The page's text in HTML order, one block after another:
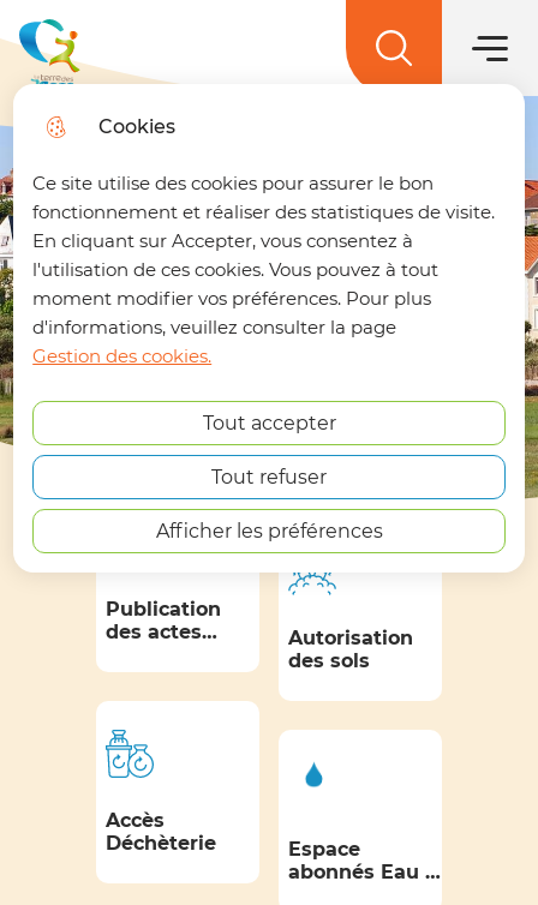
Cookies
Ce site utilise des cookies pour assurer le bon
fonctionnement et réaliser des statistiques de visite.
En cliquant sur Accepter, vous consentez à
l'utilisation de ces cookies. Vous pouvez à tout
moment modifier vos préférences. Pour plus
d'informations, veuillez consulter la page
Gestion des cookies.
Afficher les préférences
Tout accepter
Tout refuser
Aller
au
menu
contenu
principal
Aller au
sitemap
🚌 Vos déplacements simplifiés sur La
terre des 2 caps !Un trajet à préparer ?
Retrouvez dès maintenant notre nouvelle
page dédiée à la mobilité. En quelques clics,
vous pouvez :
Connaître l'horaire du prochain bus à
votre arrêt.
Consulter les tracés et fiches horaires
https://terredes2caps.fr/trouver-son-trajet
En savoir plus
La terre des 2 caps
Menu
EN 1 CLIC
Publication
des actes
Autorisation
des sols
Accès
Déchèterie
Espace
abonnés Eau et